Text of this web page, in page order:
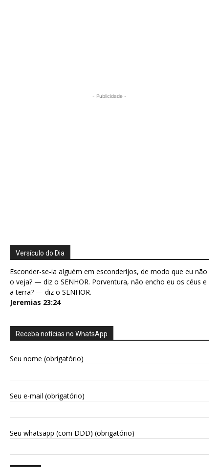
- Publicidade -
Versículo do Dia
Esconder-se-ia alguém em esconderijos, de modo que eu não
o veja? — diz o SENHOR. Porventura, não encho eu os céus e
a terra? — diz o SENHOR.
Jeremias 23:24
Receba notícias no WhatsApp
Seu nome (obrigatório)
Seu e-mail (obrigatório)
Seu whatsapp (com DDD) (obrigatório)